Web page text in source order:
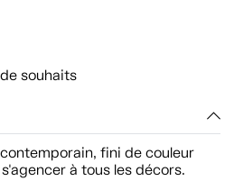
souhaits
fini de couleur
à tous les décors.